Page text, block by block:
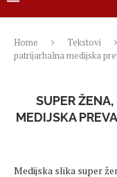
Home Tekstovi
patrijarhalna medijska
SUPER
MEDIJSKA
Medijska slika super